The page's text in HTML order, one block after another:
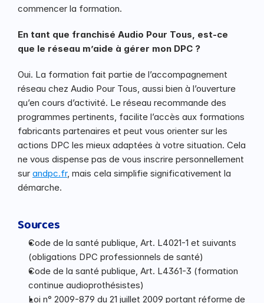
commencer la formation.
En tant que franchisé Audio Pour Tous, est-ce
que le réseau m’aide à gérer mon DPC ?
Oui. La formation fait partie de l’accompagnement
réseau chez Audio Pour Tous, aussi bien à l’ouverture
qu’en cours d’activité. Le réseau recommande des
programmes pertinents, facilite l’accès aux formations
fabricants partenaires et peut vous orienter sur les
actions DPC les mieux adaptées à votre situation. Cela
ne vous dispense pas de vous inscrire personnellement
sur andpc.fr, mais cela simplifie significativement la
démarche.
Sources
Code de la santé publique, Art. L4021-1 et suivants
(obligations DPC professionnels de santé)
Code de la santé publique, Art. L4361-3 (formation
continue audioprothésistes)
Loi n° 2009-879 du 21 juillet 2009 portant réforme de